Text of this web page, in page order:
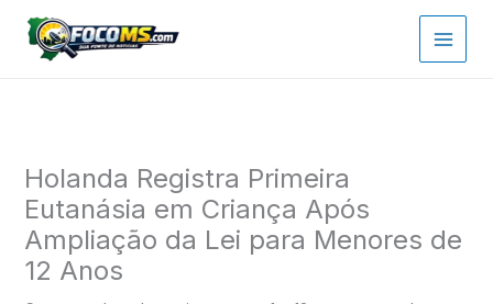
para
Holanda Registra Primeira
Eutanásia em Criança Após
Ampliação da Lei para Menores de
12 Anos